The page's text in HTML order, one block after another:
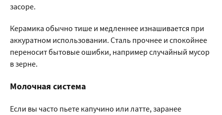
засоре.
Керамика обычно тише и медленнее изнашивается при
аккуратном использовании. Сталь прочнее и спокойнее
переносит бытовые ошибки, например случайный мусор
в зерне.
Молочная система
Если вы часто пьете капучино или латте, заранее